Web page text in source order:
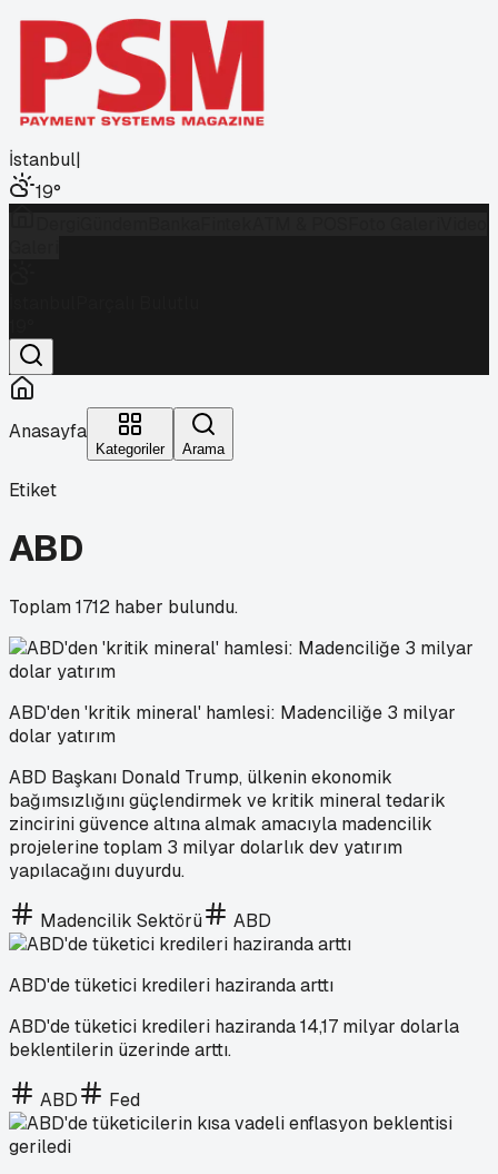
İstanbul|
19°
Anasayfa
Kategoriler Arama
Etiket
ABD
Toplam1712 haber bulundu.
ABD'den 'kritik mineral' hamlesi: Madenciliğe 3 milyar
dolar yatırım
ABD Başkanı Donald Trump, ülkenin ekonomik
bağımsızlığını güçlendirmek ve kritik mineral tedarik
zincirini güvence altına almak amacıyla madencilik
projelerine toplam 3 milyar dolarlık dev yatırım
yapılacağını duyurdu.
Madencilik Sektörü ABD
ABD'de tüketici kredileri haziranda arttı
ABD'de tüketici kredileri haziranda 14,17 milyar dolarla
beklentilerin üzerinde arttı.
ABD Fed